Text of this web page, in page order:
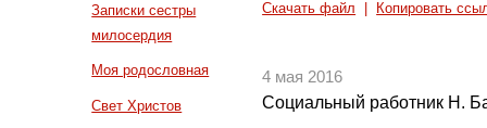
Записки сестры
милосердия
Моя родословная
Свет Христов
Скачать файл Копировать
4 мая 2016
Социальный работник Н.